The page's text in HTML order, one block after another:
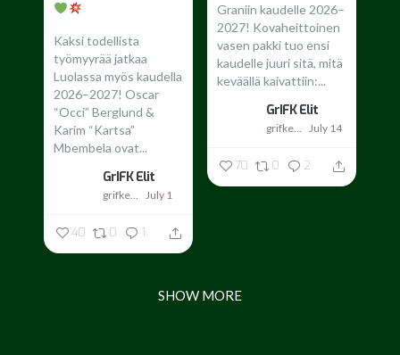
Graniin kaudelle 2026–
2027! Kovaheittoinen
vasen pakki tuo ensi
kaudelle juuri sitä, mitä
keväällä kaivattiin:...
GrIFK Elit
grifkelit July 14
70 0 2
Kaksi todellista
työmyyrää jatkaa
Luolassa myös kaudella
2026–2027! Oscar
“Occi” Berglund &
Karim “Kartsa”
Mbembela ovat...
GrIFK Elit
grifkelit July 1
40 0 1
SHOW MORE